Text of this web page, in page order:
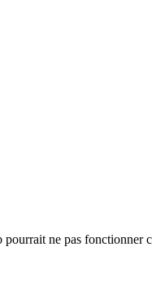
ne pas fonctionner